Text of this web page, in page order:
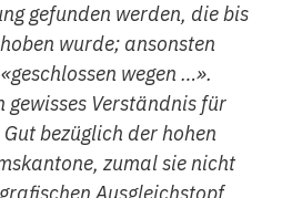
gefunden werden, die bis
wurde; ansonsten
wegen …».
gewisses Verständnis für
bezüglich der hohen
zumal sie nicht